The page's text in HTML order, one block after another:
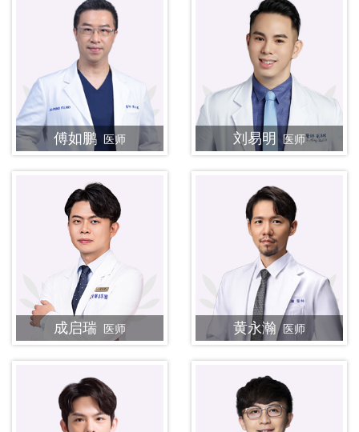
傅如鹏 医师 刘易明 医师
成启瑞 医师 黄永瀚 医师